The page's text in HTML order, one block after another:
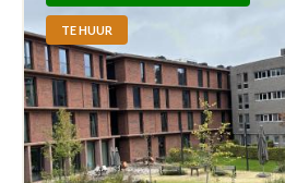
TE HUUR